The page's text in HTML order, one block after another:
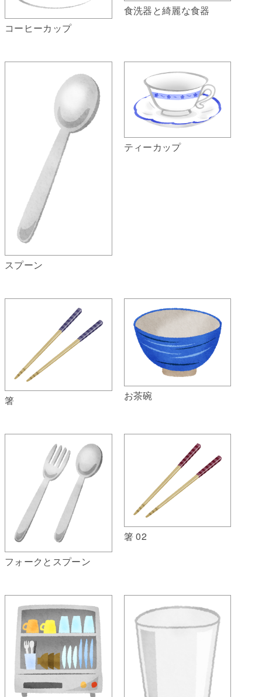
コーヒーカップ
食洗器と綺麗な食器
スプーン
ティーカップ
箸 お茶碗
フォークとスプーン
箸 02